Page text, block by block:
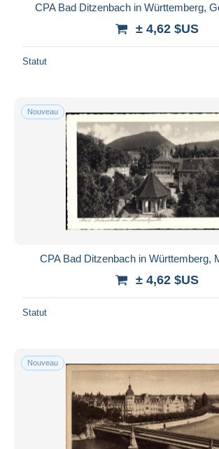
CPA Bad Ditzenbach in Württemberg,
± 4,62 $US
Statut
Nouveau
CPA Bad Ditzenbach in Württemberg,
± 4,62 $US
Statut
Nouveau